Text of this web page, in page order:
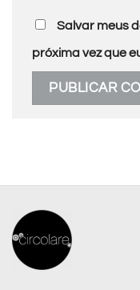
Salvar meus
próxima vez que